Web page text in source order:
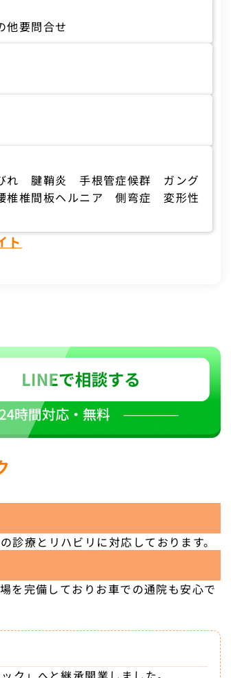
要問合せ
腱鞘炎 手根管症候群 ガング
椎間板ヘルニア 側弯症 変形性
ト
療とリハビリに対応しております。
を完備しておりお車での通院も安心で